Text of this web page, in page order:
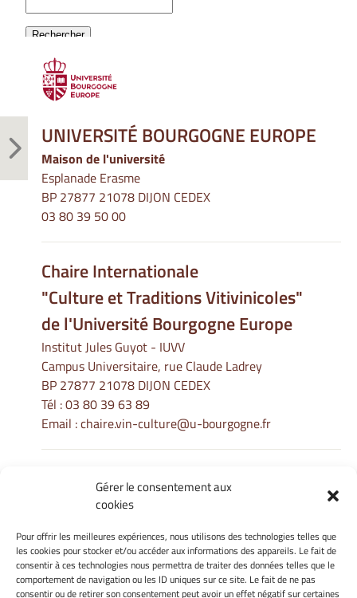
Gérer le consentement aux
cookies
Pour offrir les meilleures expériences, nous utilisons des technologies telles que
les cookies pour stocker et/ou accéder aux informations des appareils. Le fait de
consentir à ces technologies nous permettra de traiter des données telles que le
comportement de navigation ou les ID uniques sur ce site. Le fait de ne pas
consentir ou de retirer son consentement peut avoir un effet négatif sur certaines
UNIVERSITÉ BOURGOGNE EUROPE
Maison de l'université
Esplanade Erasme
BP 27877 21078 DIJON CEDEX
03 80 39 50 00
Chaire Internationale
"Culture et Traditions Vitivinicoles"
de l'Université Bourgogne Europe
Institut Jules Guyot - IUVV
Campus Universitaire, rue Claude Ladrey
BP 27877 21078 DIJON CEDEX
Tél :03 80 39 63 89
Email :chaire.vin-culture@u-bourgogne.fr
Informations Légales
Gérer mes cookies
Politique de cookies
Déclaration de confidentialité
Avertissement